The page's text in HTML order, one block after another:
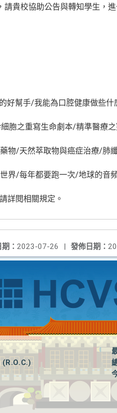
貴校協助公告與轉知學生，
好幫手/我能為口腔健康做些什
胞之重寫生命劇本/精準醫療
物/天然萃取物與癌症治療/肺
界/每年都要跑一次/地球的音
詳閱相關規定。
發佈日期：
： 2023-07-26 |